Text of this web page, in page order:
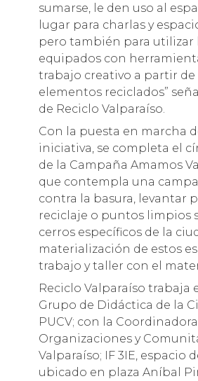
sumarse, le den uso al
lugar para charlas y
pero también para utilizar
equipados con
trabajo creativo a partir de
elementos reciclados”
de Reciclo Valparaíso.
Con la puesta en marcha
iniciativa, se completa el
de la Campaña Amamos
que contempla una
contra la basura, levantar
reciclaje o puntos limpios
cerros específicos de la
materialización de estos
trabajo y taller con el
Reciclo Valparaíso trabaja
Grupo de Didáctica de la
PUCV; con la
Organizaciones y
Valparaíso; IF 3IE, espacio
ubicado en plaza Aníbal